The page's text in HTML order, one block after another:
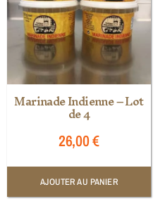
Marinade Indienne – Lot
de 4
26,00€
AJOUTER AU PANIER